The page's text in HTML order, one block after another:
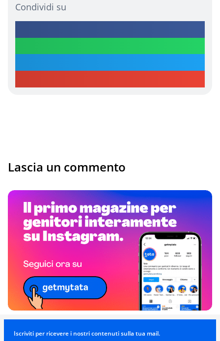
Condividi su
Lascia un commento
Iscriviti per ricevere i nostri contenuti sulla tua mail.